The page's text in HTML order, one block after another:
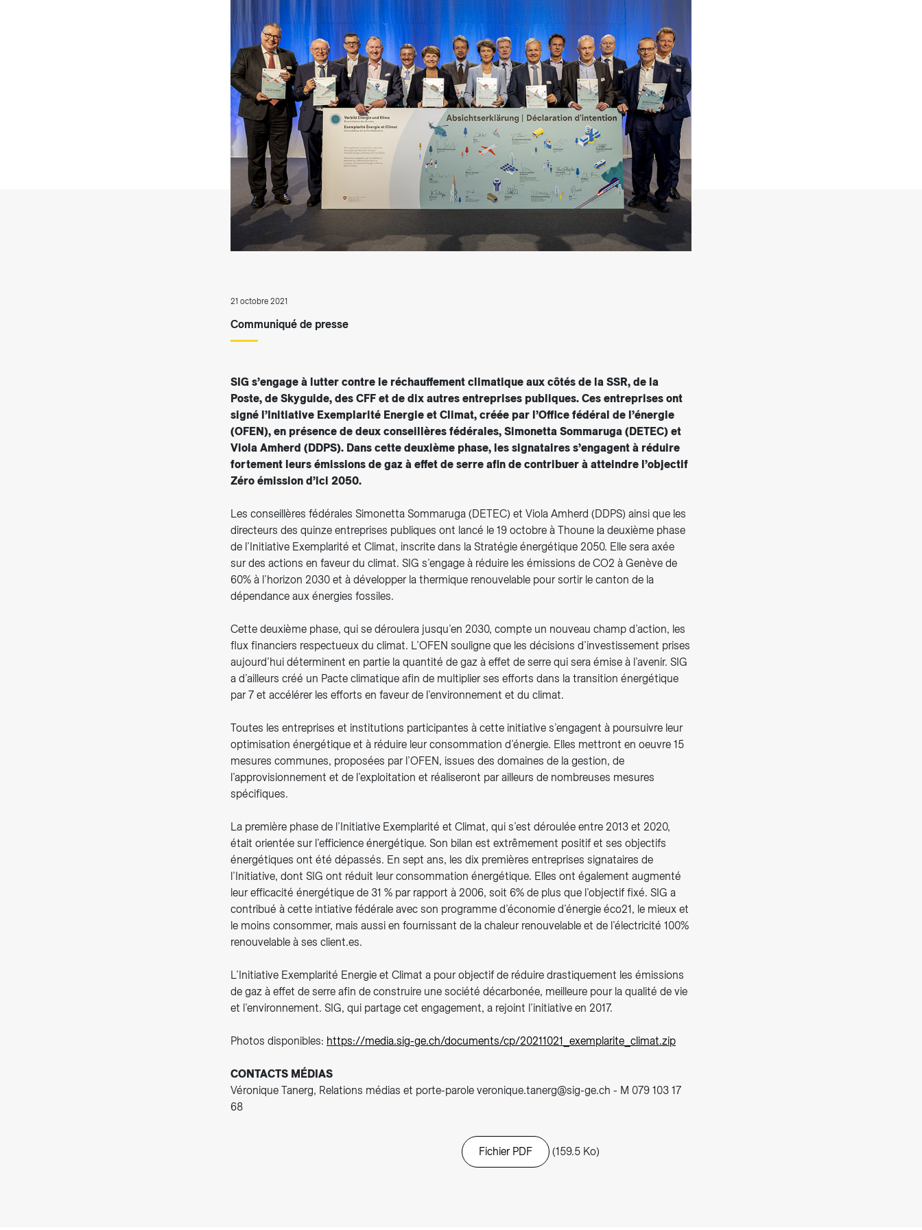
Tarifs et règlements
21 octobre 2021
Communiqué de presse
SIG s’engage à lutter contre le réchauffement climatique aux côtés de la SSR, de la
Poste, de Skyguide, des CFF et de dix autres entreprises publiques. Ces entreprises ont
signé l’Initiative Exemplarité Energie et Climat, créée par l’Office fédéral de l’énergie
(OFEN), en présence de deux conseillères fédérales, Simonetta Sommaruga (DETEC) et
Viola Amherd (DDPS). Dans cette deuxième phase, les signataires s’engagent à réduire
fortement leurs émissions de gaz à effet de serre afin de contribuer à atteindre l’objectif
Zéro émission d’ici 2050.
Les conseillères fédérales Simonetta Sommaruga (DETEC) et Viola Amherd (DDPS) ainsi que les
directeurs des quinze entreprises publiques ont lancé le 19 octobre à Thoune la deuxième phase
de l’Initiative Exemplarité et Climat, inscrite dans la Stratégie énergétique 2050. Elle sera axée
sur des actions en faveur du climat. SIG s’engage à réduire les émissions de CO2 à Genève de
60% à l’horizon 2030 et à développer la thermique renouvelable pour sortir le canton de la
dépendance aux énergies fossiles.
Cette deuxième phase, qui se déroulera jusqu’en 2030, compte un nouveau champ d’action, les
flux financiers respectueux du climat. L’OFEN souligne que les décisions d’investissement prises
aujourd’hui déterminent en partie la quantité de gaz à effet de serre qui sera émise à l’avenir. SIG
a d’ailleurs créé un Pacte climatique afin de multiplier ses efforts dans la transition énergétique
par 7 et accélérer les efforts en faveur de l’environnement et du climat.
Toutes les entreprises et institutions participantes à cette initiative s’engagent à poursuivre leur
optimisation énergétique et à réduire leur consommation d’énergie. Elles mettront en oeuvre 15
mesures communes, proposées par l’OFEN, issues des domaines de la gestion, de
l’approvisionnement et de l’exploitation et réaliseront par ailleurs de nombreuses mesures
spécifiques.
La première phase de l’Initiative Exemplarité et Climat, qui s’est déroulée entre 2013 et 2020,
était orientée sur l’efficience énergétique. Son bilan est extrêmement positif et ses objectifs
énergétiques ont été dépassés. En sept ans, les dix premières entreprises signataires de
l’Initiative, dont SIG ont réduit leur consommation énergétique. Elles ont également augmenté
leur efficacité énergétique de 31 % par rapport à 2006, soit 6% de plus que l’objectif fixé. SIG a
contribué à cette intiative fédérale avec son programme d’économie d’énergie éco21, le mieux et
le moins consommer, mais aussi en fournissant de la chaleur renouvelable et de l’électricité 100%
renouvelable à ses client.es.
L’Initiative Exemplarité Energie et Climat a pour objectif de réduire drastiquement les émissions
de gaz à effet de serre afin de construire une société décarbonée, meilleure pour la qualité de vie
et l’environnement. SIG, qui partage cet engagement, a rejoint l’initiative en 2017.
Photos disponibles: https://media.sig-ge.ch/documents/cp/20211021_exemplarite_climat.zip
CONTACTS MÉDIAS
Véronique Tanerg, Relations médias et porte-parole veronique.tanerg@sig-ge.ch - M 079 103 17
68
Fichier PDF (159.5 Ko)